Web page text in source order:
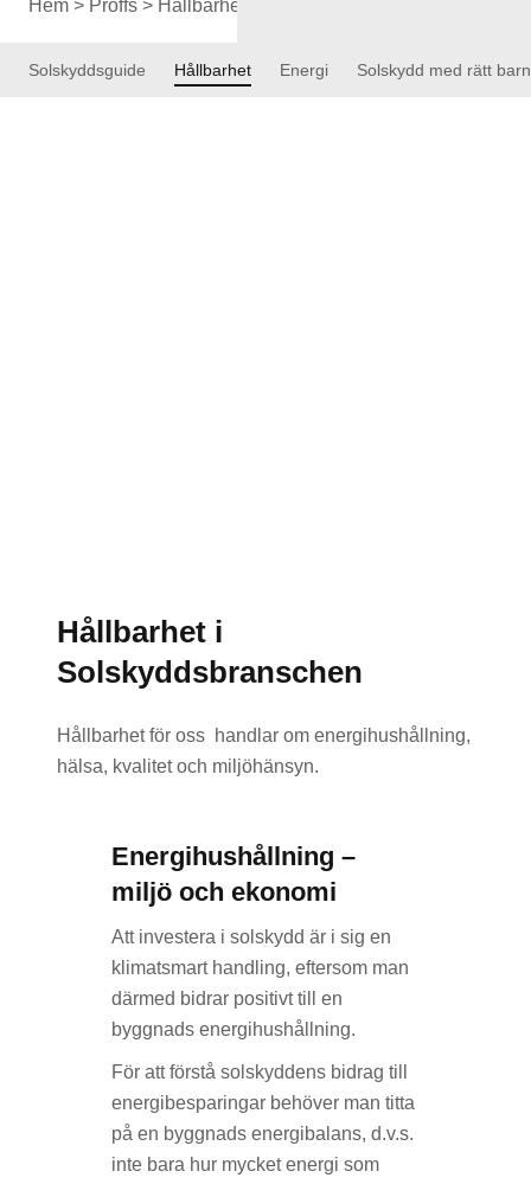
Solskyddsguide Hållbarhet Energi Solskydd med rätt
Hem > Proffs > Hållbarhet
Hållbarhet i
Solskyddsbranschen
Hållbarhet för oss handlar om energihushållning,
hälsa, kvalitet och miljöhänsyn.
Energihushållning –
miljö och ekonomi
Att investera i solskydd är i sig en
klimatsmart handling, eftersom man
därmed bidrar positivt till en
byggnads energihushållning.
För att förstå solskyddens bidrag till
energibesparingar behöver man titta
på en byggnads energibalans, d.v.s.
inte bara hur mycket energi som